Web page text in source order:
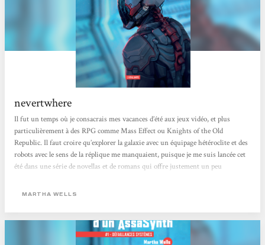
nevertwhere
Il fut un temps où je consacrais mes vacances d’été aux jeux vidéo, et plus
particulièrement à des RPG comme Mass Effect ou Knights of the Old
Republic. Il faut croire qu’explorer la galaxie avec un équipage hétéroclite et des
robots avec le sens de la réplique me manquaient, puisque je me suis lancée cet
été dans une série de novellas et de romans qui offre justement un peu
du cycle, Défaillances systèmes, nous permet de faire connaissance avec ce
MARTHA WELLS